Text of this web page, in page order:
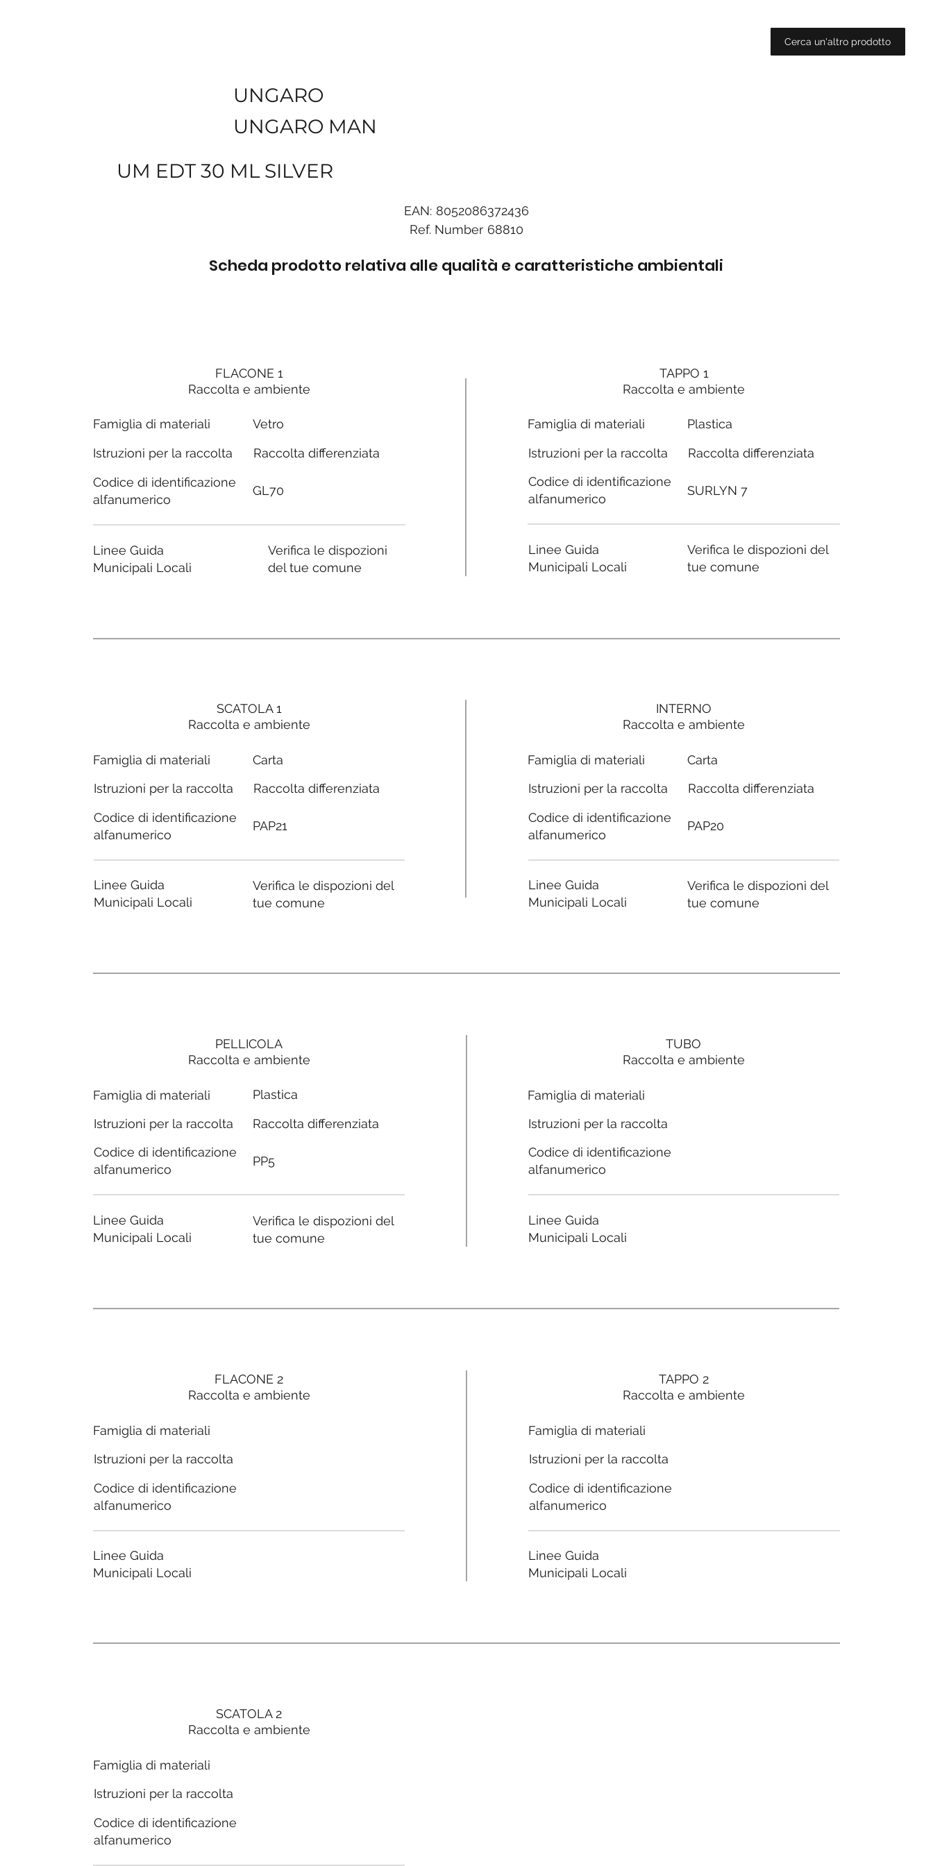
Cerca un'altro prodotto
UNGARO
UNGARO MAN
UM EDT 30 ML SILVER
EAN: 8052086372436
Ref. Number 68810
Scheda prodotto relativa alle qualità e caratteristiche ambientali
FLACONE 1
Raccolta e ambiente
Famiglia di materiali
Istruzioni per la raccolta
Codice di identificazione
alfanumerico
Linee Guida
Municipali Locali
Vetro
Raccolta differenziata
GL70
Verifica le dispozioni
del tue comune
SCATOLA 1
Raccolta e ambiente
Famiglia di materiali
Istruzioni per la raccolta
Codice di identificazione
alfanumerico
Linee Guida
Municipali Locali
Carta
Raccolta differenziata
PAP21
Verifica le dispozioni del
tue comune
PELLICOLA
Raccolta e ambiente
Famiglia di materiali
Istruzioni per la raccolta
Codice di identificazione
alfanumerico
Linee Guida
Municipali Locali
Plastica
Raccolta differenziata
PP5
Verifica le dispozioni del
tue comune
FLACONE 2
Raccolta e ambiente
Famiglia di materiali
Istruzioni per la raccolta
Codice di identificazione
alfanumerico
Linee Guida
Municipali Locali
SCATOLA 2
Raccolta e ambiente
Famiglia di materiali
Istruzioni per la raccolta
Codice di identificazione
alfanumerico
TAPPO 1
Raccolta e ambiente
Famiglia di materiali
Istruzioni per la raccolta
Codice di identificazione
alfanumerico
Linee Guida
Municipali Locali
Plastica
Raccolta differenziata
SURLYN 7
Verifica le dispozioni del
tue comune
INTERNO
Raccolta e ambiente
Famiglia di materiali
Istruzioni per la raccolta
Codice di identificazione
alfanumerico
Linee Guida
Municipali Locali
Carta
Raccolta differenziata
PAP20
Verifica le dispozioni del
tue comune
TUBO
Raccolta e ambiente
Famiglia di materiali
Istruzioni per la raccolta
Codice di identificazione
alfanumerico
Linee Guida
Municipali Locali
TAPPO 2
Raccolta e ambiente
Famiglia di materiali
Istruzioni per la raccolta
Codice di identificazione
alfanumerico
Linee Guida
Municipali Locali